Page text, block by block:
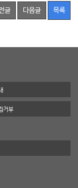
글 다음글 목록
거부